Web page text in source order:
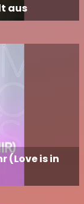
aus
(Love is in